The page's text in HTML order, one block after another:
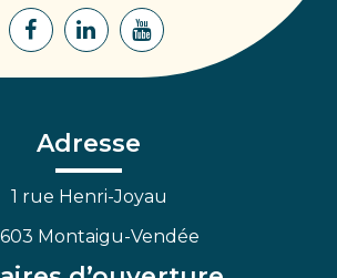
Lien
Facebook
Lien
Linkedin
Lien
Adresse
1 rue Henri-Joyau
Montaigu-Vendée